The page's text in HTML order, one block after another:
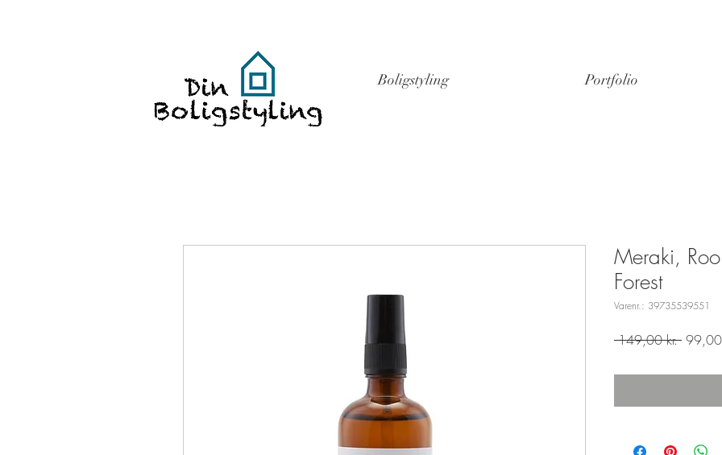
Boligstyling Portfolio
Meraki,
Forest
Varenr.: 39735539551
149,00 kr. Regulær
99,00